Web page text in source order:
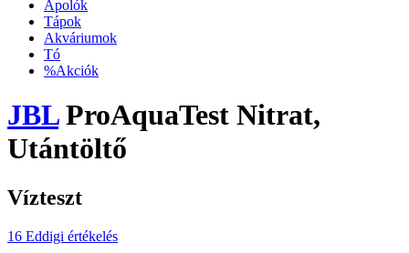
Ápolók
Tápok
Akváriumok
Tó
%Akciók
JBLProAquaTest Nitrat,
Utántöltő
Vízteszt
16 Eddigi értékelés